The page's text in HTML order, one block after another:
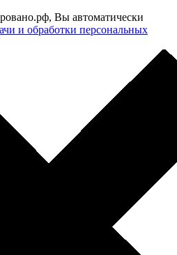
Вы автоматически
и обработки персональных